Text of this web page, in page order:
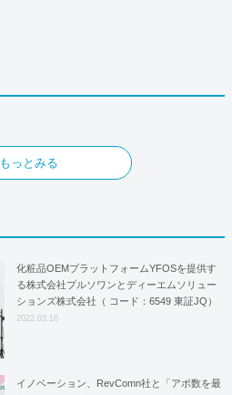
もっとみる
化粧品OEMプラットフォームYFOSを提供す
る株式会社プルソワンとディーエムソリュー
ションズ株式会社（ コード：6549 東証JQ）
はYFOSにおけるロジスティクスパートナー
2022.03.16
イノベーション、RevComn社と「アポ数を最